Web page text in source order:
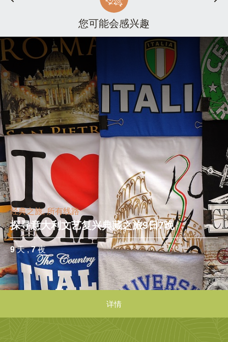
您可能会感兴趣
经典之旅, 所有线路
探寻意大利文艺复兴典藏之旅9日7晚
9天 ,7夜
详情